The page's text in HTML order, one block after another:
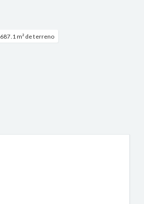
687.1 m² de terreno